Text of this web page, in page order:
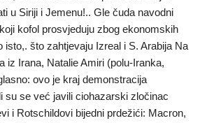
u Siriji i Jemenu!.. Gle čuda navodni
kofol prosvjeduju zbog ekonomskih
isto,. što zahtjevaju Izreal i S. Arabija Na
iz Irana, Natalie Amiri (polu-Iranka,
ovo je kraj demonstracija
su se već javili ciohazarski zločinac
i Rotschildovi bijedni prdežići: Macron,